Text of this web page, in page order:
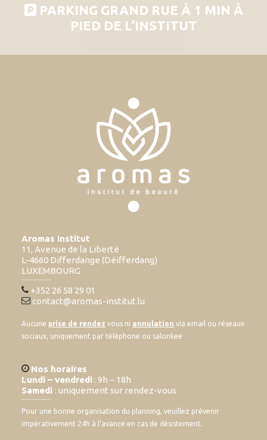
PARKING GRAND RUE À 1 MIN À
PIED DE L’INSTITUT
Aromas Institut
11, Avenue de la Liberté
L-4660 Differdange (Déifferdang)
LUXEMBOURG
+352 26 58 29 01
contact@aromas-institut.lu
Aucune prise de rendez vous ni annulation via email ou réseaux
sociaux, uniquement par téléphone ou salonkee
Nos horaires
Lundi – vendredi : 9h – 18h
Samedi : uniquement sur rendez-vous
Pour une bonne organisation du planning, veuillez prévenir
impérativement 24h à l’avance en cas de désistement.